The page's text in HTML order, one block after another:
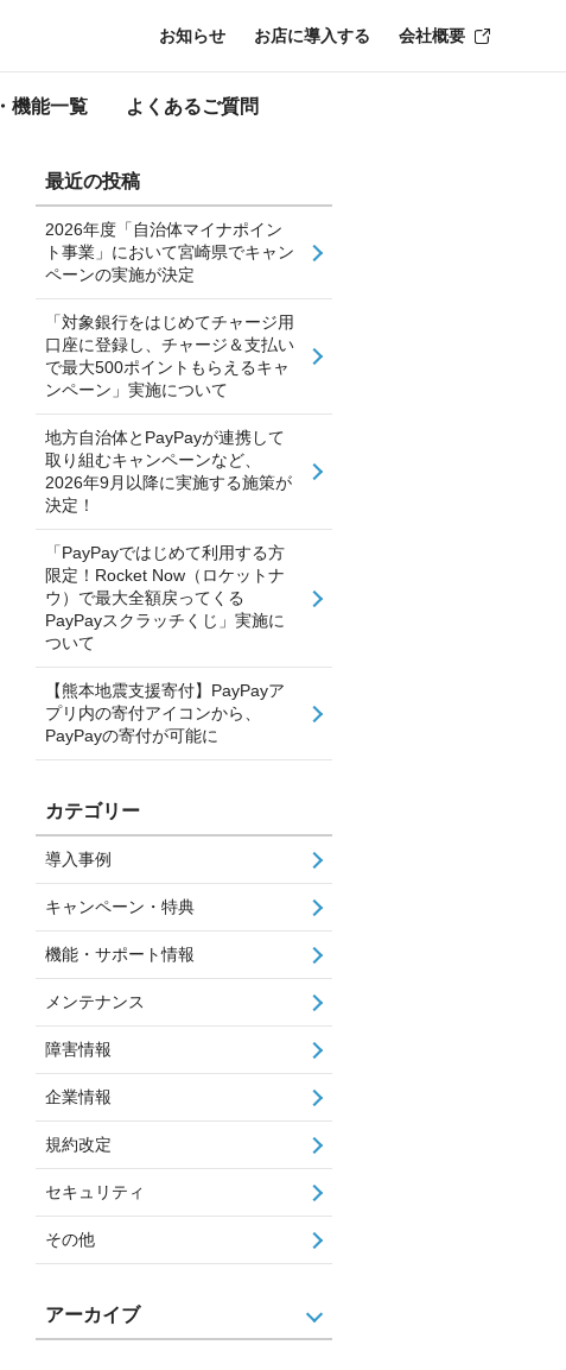
機能一覧 よくあるご質問
お知らせ お店に導入する 会社概要
最近の投稿
2026年度「自治体マイナポイン
ト事業」において宮崎県でキャン
ペーンの実施が決定
「対象銀行をはじめてチャージ用
口座に登録し、チャージ＆支払い
で最大500ポイントもらえるキャ
ンペーン」実施について
地方自治体とPayPayが連携して
取り組むキャンペーンなど、
2026年9月以降に実施する施策が
決定！
「PayPayではじめて利用する方
限定！Rocket Now（ロケットナ
ウ）で最大全額戻ってくる
PayPayスクラッチくじ」実施に
ついて
【熊本地震支援寄付】PayPayア
プリ内の寄付アイコンから、
PayPayの寄付が可能に
カテゴリー
導入事例
キャンペーン・特典
機能・サポート情報
メンテナンス
障害情報
企業情報
規約改定
セキュリティ
その他
アーカイブ